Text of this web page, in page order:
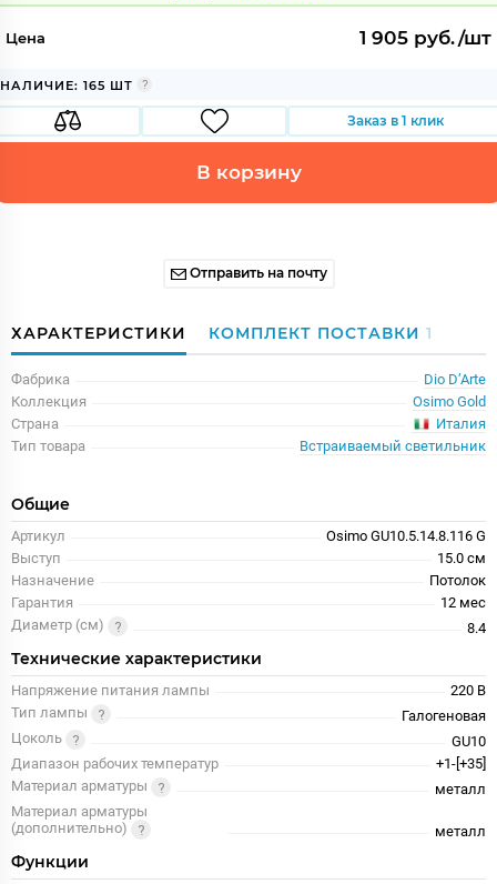
Цена 1 905 руб./шт
НАЛИЧИЕ: 165 ШТ
Заказ в 1 клик
В корзину
Отправить на почту
ХАРАКТЕРИСТИКИ КОМПЛЕКТ ПОСТАВКИ 1
Фабрика
Dio D’Arte
Коллекция
Osimo Gold
Страна
Италия
Тип товара
Встраиваемый светильник
Общие
Артикул
Osimo GU10.5.14.8.116 G
Выступ
15.0 см
Назначение
Потолок
Гарантия
12 меc
Диаметр (см)
8.4
Технические характеристики
Напряжение питания лампы
220 В
Тип лампы
Галогеновая
Цоколь
GU10
Диапазон рабочих температур
+1-[+35]
Материал арматуры
металл
Материал арматуры
(дополнительно)
металл
Функции